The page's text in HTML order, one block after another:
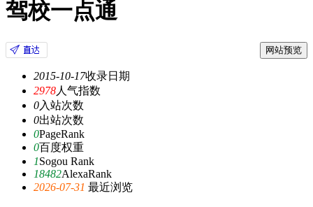
驾校一点通
网站预览
2015-10-17收录日期
2978人气指数
0入站次数
0出站次数
0PageRank
0百度权重
1Sogou Rank
18482AlexaRank
2026-07-31 最近浏览